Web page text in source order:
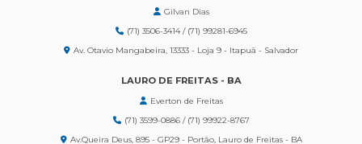
Gilvan Dias
(71) 3506-3414 / (71) 99281-6945
Av. Otavio Mangabeira, 13333 - Loja 9 - Itapuã - Salvador
LAURO DE FREITAS - BA
Everton de Freitas
(71) 3599-0886 / (71) 99922-8767
Av.Queira Deus, 895 - GP29 - Portão, Lauro de Freitas - BA